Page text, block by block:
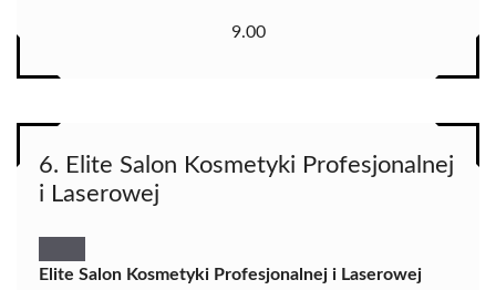
9.00
6. Elite Salon Kosmetyki Profesjonalnej
i Laserowej
Elite Salon Kosmetyki Profesjonalnej i Laserowej